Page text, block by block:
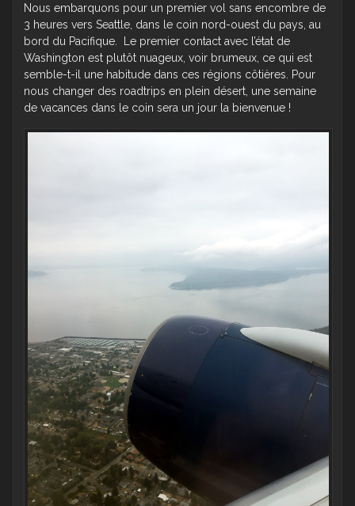
Nous embarquons pour un premier vol sans encombre de
3 heures vers Seattle, dans le coin nord-ouest du pays, au
bord du Pacifique. Le premier contact avec l’état de
Washington est plutôt nuageux, voir brumeux, ce qui est
semble-t-il une habitude dans ces régions côtières. Pour
nous changer des roadtrips en plein désert, une semaine
de vacances dans le coin sera un jour la bienvenue !